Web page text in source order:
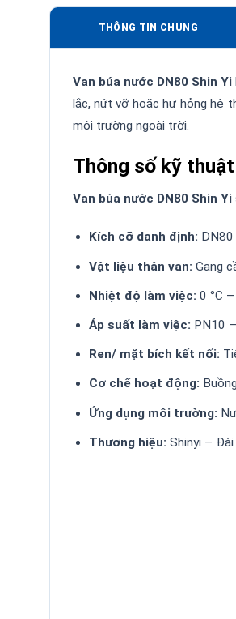
THÔNG TIN CHUNG
Van búa nước DN80 Shin Yi
lắc, nứt vỡ hoặc hư hỏng hệ
môi trường ngoài trời.
Thông số kỹ thuật
Van búa nước DN80 Shin Yi
Kích cỡ danh định:
Vật liệu thân van: Gang
Nhiệt độ làm việc: 0 °C
Áp suất làm việc: PN10
Ren/ mặt bích kết nối:
Cơ chế hoạt động:
Ứng dụng môi trường:
Thương hiệu: Shinyi – Đài